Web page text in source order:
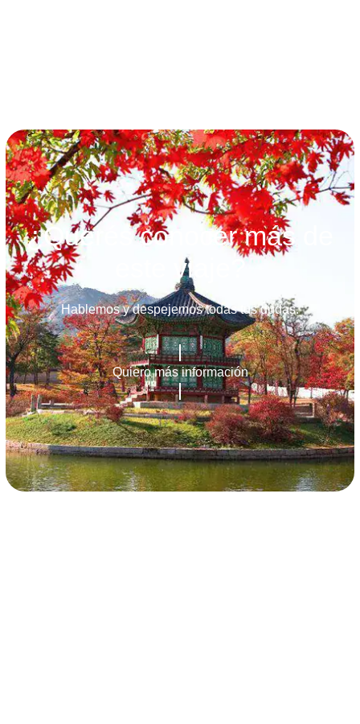
¿Querés conocer más de
este viaje?
Hablemos y despejemos todas tus dudas.
Quiero más información